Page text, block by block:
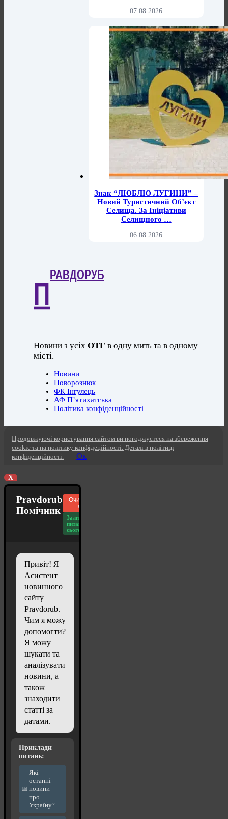
07.08.2026
Знак “ЛЮБЛЮ ЛУГИНИ” –
Новий Туристичний Об’єкт
Селища. За Ініціативи
Селищного …
06.08.2026
П
РАВДОРУБ
Новини з усіхОТГ в одну мить та в одному
місті.
Новини
Поворознюк
ФК Інгулець
АФ П’ятихатська
Політика конфіденційності
Продовжуючі користування сайтом ви погоджуєтеся на збереження
cookie та на політику конфідеційності. Деталі в політиці
конфіденційності.
Ок
X
Pravdorub
Помічник
Очистити
чат
Залишилось
питань
сьогодні: 20
Привіт! Я
Асистент
новинного
сайту
Pravdorub.
Чим я можу
допомогти?
Я можу
шукати та
аналізувати
новини, а
також
знаходити
статті за
датами.
Приклади
питань:
Які
останні
новини
про
Україну?